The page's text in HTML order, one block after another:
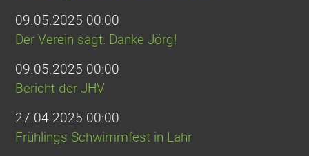
09.05.2025 00:00
Der Verein sagt: Danke Jörg!
09.05.2025 00:00
Bericht der JHV
27.04.2025 00:00
Frühlings-Schwimmfest in Lahr